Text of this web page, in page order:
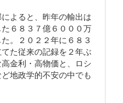
よると、昨年の輸出は
６８３７億６０００万
。２０２２年に６８３
た従来の記録を２年ぶ
金利・高物価と、ロシ
地政学的不安の中でも